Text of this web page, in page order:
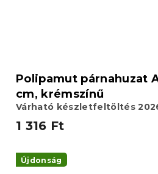
Polipamut párnahuzat
cm, krémszínű
Várható készletfeltöltés
1 316 Ft
Újdonság